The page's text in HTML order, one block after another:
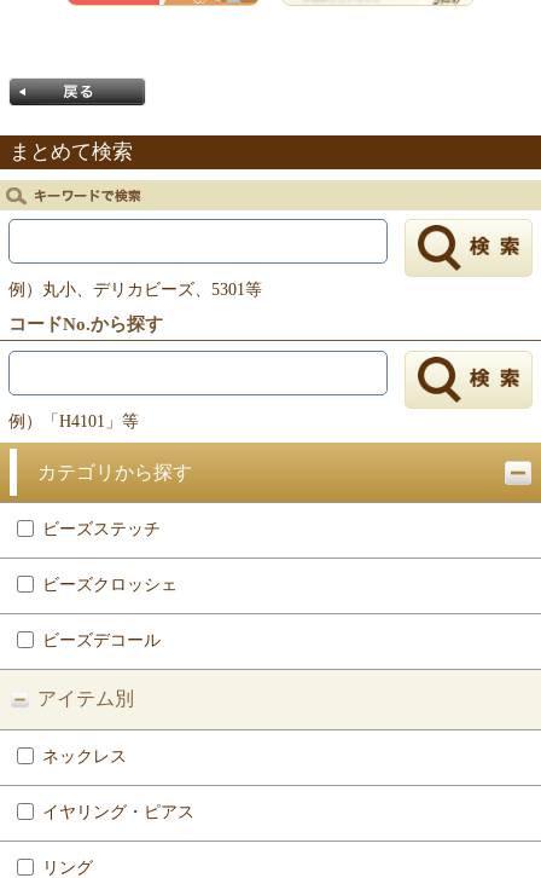
戻る
まとめて検索
例）丸小、デリカビーズ、5301等
コードNo.から探す
例）「H4101」等
カテゴリから探す
ビーズステッチ
ビーズクロッシェ
ビーズデコール
アイテム別
ネックレス
イヤリング・ピアス
リング